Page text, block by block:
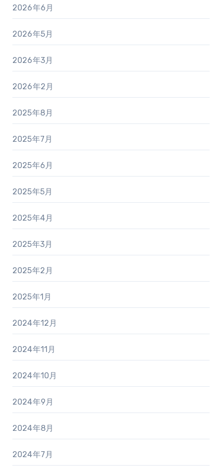
2026年6月
2026年5月
2026年3月
2026年2月
2025年8月
2025年7月
2025年6月
2025年5月
2025年4月
2025年3月
2025年2月
2025年1月
2024年12月
2024年11月
2024年10月
2024年9月
2024年8月
2024年7月